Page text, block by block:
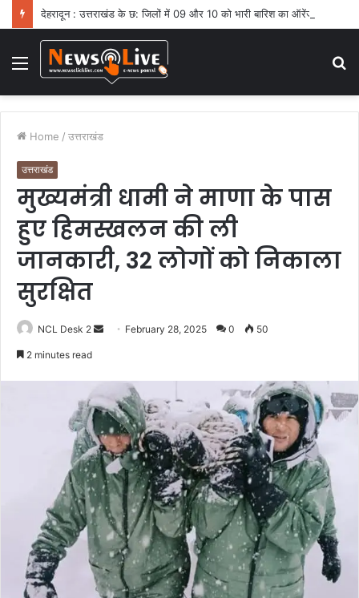
Menu
Home / उत्तराखंड
उत्तराखंड
मुख्यमंत्री धामी ने माणा के पास
हुए हिमस्खलन की ली
जानकारी, 32 लोगों को निकाला
सुरक्षित
NCL Desk 2
a
e
m
a
l
February 28, 2025 0 50
2 minutes read